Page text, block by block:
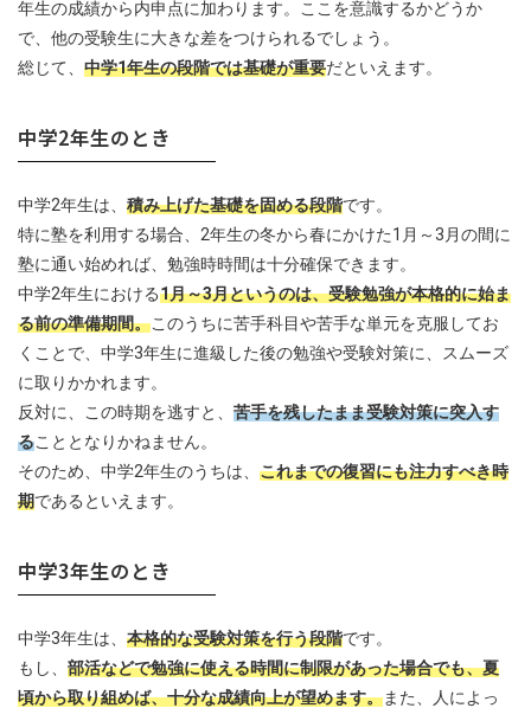
年生の成績から内申点に加わります。ここを意識するかどうか
で、他の受験生に大きな差をつけられるでしょう。
総じて、 中学1年生の段階では基礎が重要だといえます。
中学2年生のとき
中学2年生は、 積み上げた基礎を固める段階です。
特に塾を利用する場合、2年生の冬から春にかけた1月～3月の間に
塾に通い始めれば、勉強時時間は十分確保できます。
中学2年生における1月～3月というのは、受験勉強が本格的に始ま
る前の準備期間。このうちに苦手科目や苦手な単元を克服してお
くことで、中学3年生に進級した後の勉強や受験対策に、スムーズ
に取りかかれます。
反対に、この時期を逃すと、 苦手を残したまま受験対策に突入す
ることとなりかねません。
そのため、中学2年生のうちは、 これまでの復習にも注力すべき時
期であるといえます。
中学3年生のとき
中学3年生は、 本格的な受験対策を行う段階です。
もし、 部活などで勉強に使える時間に制限があった場合でも、夏
頃から取り組めば、十分な成績向上が望めます。また、人によっ